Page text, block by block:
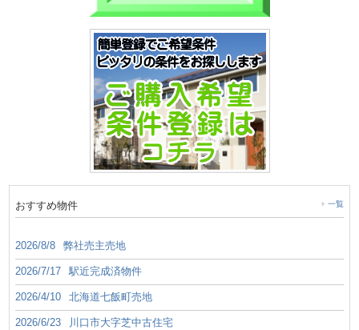
おすすめ物件 一覧
2026/8/8 弊社売主売地
2026/7/17 駅近完成済物件
2026/4/10 北海道七飯町売地
2026/6/23 川口市大字芝中古住宅